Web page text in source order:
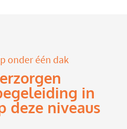
onder één dak
in
deze niveaus